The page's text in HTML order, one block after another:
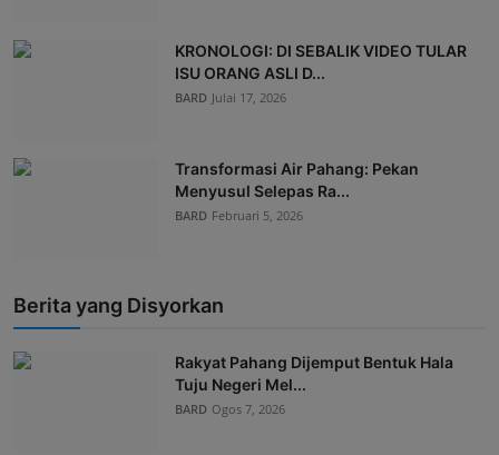
KRONOLOGI: DI SEBALIK VIDEO TULAR
ISU ORANG ASLI D...
BARD Julai 17, 2026
Transformasi Air Pahang: Pekan
Menyusul Selepas Ra...
BARD Februari 5, 2026
Berita yang Disyorkan
Rakyat Pahang Dijemput Bentuk Hala
Tuju Negeri Mel...
BARD Ogos 7, 2026